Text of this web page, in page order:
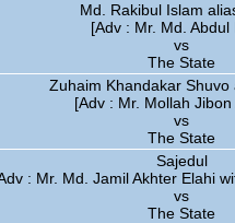
Md. Rakibul Islam
[Adv : Mr. Md. Abdul
vs
The State
Zuhaim Khandakar Shuvo
[Adv : Mr. Mollah Jibon
vs
The State
Sajedul
: Mr. Md. Jamil Akhter Elahi
vs
The State